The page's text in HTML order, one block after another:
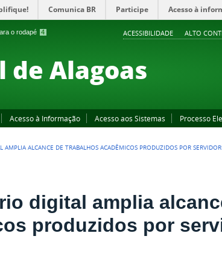
o rodapé 4 ACESSIBILIDADE ALTO
Comunica BR Participe Acesso à
Alagoas
Acesso à Informação Acesso aos Sistemas Processo
AMPLIA ALCANCE DE TRABALHOS ACADÊMICOS PRODUZIDOS POR
digital amplia
produzidos por